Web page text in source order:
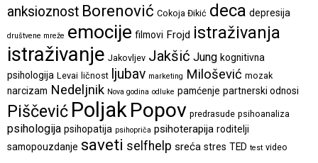
anksioznost Borenović Cokoja Đikić deca depresija
društvene mreže emocije filmovi Frojd istraživanja
istraživanje Jakovljev Jakšić Jung kognitivna
psihologija Levai ličnost ljubav marketing Milošević mozak
narcizam Nedeljnik Nova godina odluke pamćenje partnerski odnosi
Piščević PoljakPopov predrasude psihoanaliza
psihologija psihopatija psihopriča psihoterapija roditelji
samopouzdanje saveti selfhelp sreća stres TED test video